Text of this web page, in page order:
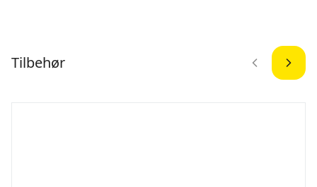
Tilbehør